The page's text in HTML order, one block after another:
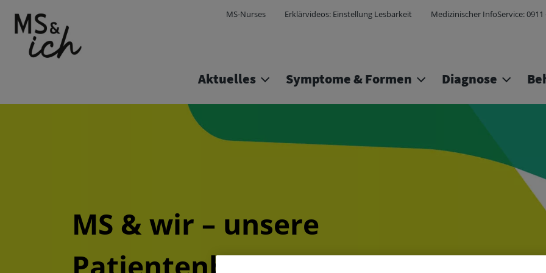
Site Logo
MS-Nurses
Erklärvideos: Einstellung Lesbarkeit Medizinischer InfoService: 0911
Aktuelles Symptome & Formen Diagnose
MS & wir – unsere